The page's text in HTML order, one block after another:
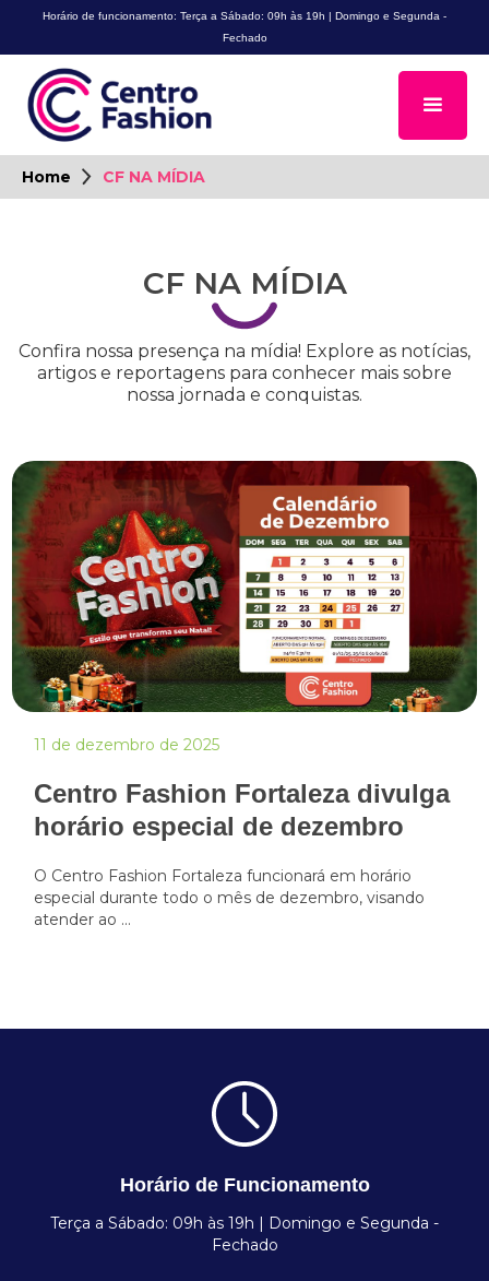
Horário de funcionamento: Terça a Sábado: 09h às 19h | Domingo e Segunda -
Fechado
Home CF NA MÍDIA
CF NA MÍDIA
Confira nossa presença na mídia! Explore as notícias,
artigos e reportagens para conhecer mais sobre
nossa jornada e conquistas.
11 de dezembro de 2025
Centro Fashion Fortaleza divulga
horário especial de dezembro
O Centro Fashion Fortaleza funcionará em horário
especial durante todo o mês de dezembro, visando
atender ao ...
Horário de Funcionamento
Terça a Sábado: 09h às 19h | Domingo e Segunda -
Fechado